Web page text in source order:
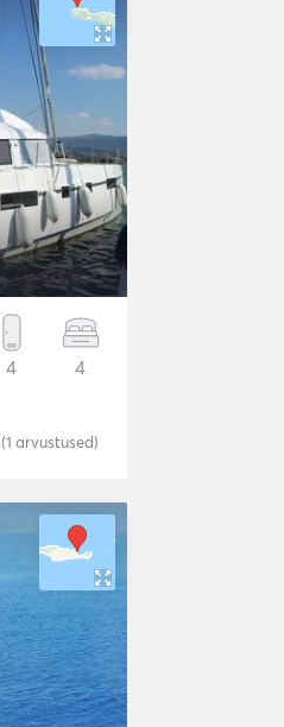
4 4
(1 arvustused)